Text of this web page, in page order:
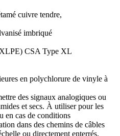
cuivre tendre,
imbriqué
CSA Type XL
en polychlorure de vinyle à
des signaux analogiques ou
et secs. À utiliser pour les
en cas de conditions
dans des chemins de câbles
ou directement enterrés.